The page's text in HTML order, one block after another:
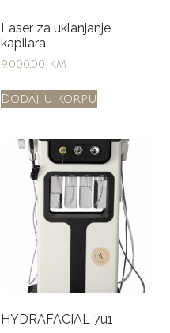
Laser za uklanjanje
kapilara
9.000,00 KM
Dodaj u korpu
HYDRAFACIAL 7u1